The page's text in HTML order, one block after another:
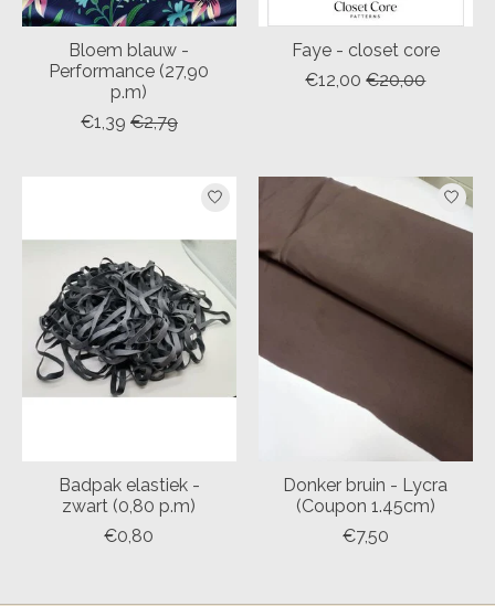
Bloem blauw -
Performance (27,90
p.m)
€1,39 €2,79
Faye - closet core
€12,00 €20,00
Badpak elastiek -
zwart (0,80 p.m)
€0,80
Donker bruin - Lycra
(Coupon 1.45cm)
€7,50